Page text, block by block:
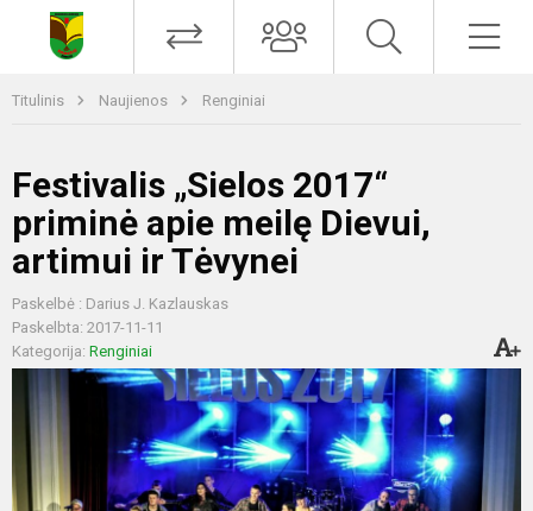
Titulinis Naujienos Renginiai
Festivalis „Sielos 2017“
priminė apie meilę Dievui,
artimui ir Tėvynei
Paskelbė : Darius J. Kazlauskas
Paskelbta: 2017-11-11
Kategorija: Renginiai